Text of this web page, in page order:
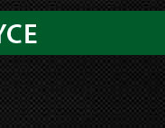
rolls-royce